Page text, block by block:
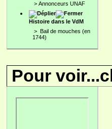
> Annonceurs UNAF
Histoire dans le VdM
> Bail de mouches (en
1744)
Pour